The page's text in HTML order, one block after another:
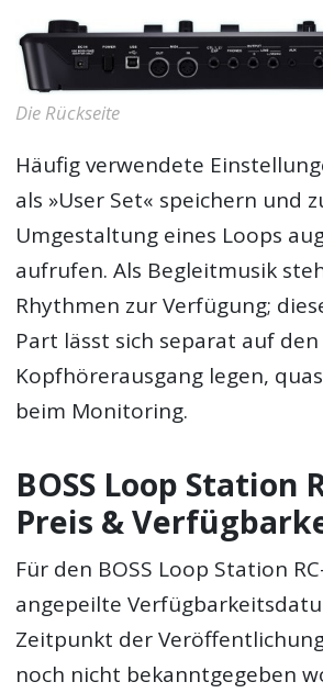
Die Rückseite
Häufig verwendete
als »User Set« speichern und
Umgestaltung eines Loops
aufrufen. Als Begleitmusik
Rhythmen zur Verfügung;
Part lässt sich separat auf den
Kopfhörerausgang legen,
beim Monitoring.
BOSS Loop Station
Preis &
Für den BOSS Loop Station
angepeilte
Zeitpunkt der
noch nicht bekanntgegeben